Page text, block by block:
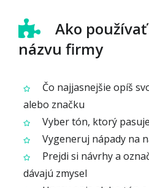
Ako
názvu firmy
Čo najjasnejšie opíš
alebo značku
Vyber tón, ktorý
Vygeneruj nápady na
Prejdi si návrhy a
dávajú zmysel